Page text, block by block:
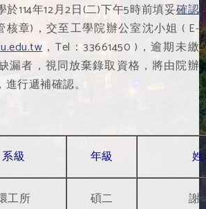
114年12月2日(二)下午5時前填妥確認
章)，交至工學院辦公室沈小姐 ( E-
，Tel：33661450 )，逾期未繳
漏者，視同放棄錄取資格，將由院辦
行遞補確認。
系級 年級
工所 碩二 謝